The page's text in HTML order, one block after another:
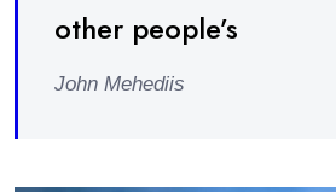
other people’s
John Mehediis